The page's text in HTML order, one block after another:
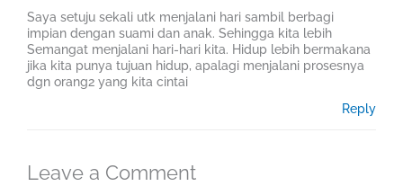
Saya setuju sekali utk menjalani hari sambil berbagi
impian dengan suami dan anak. Sehingga kita lebih
Semangat menjalani hari-hari kita. Hidup lebih bermakana
jika kita punya tujuan hidup, apalagi menjalani prosesnya
dgn orang2 yang kita cintai
Reply
Leave a Comment